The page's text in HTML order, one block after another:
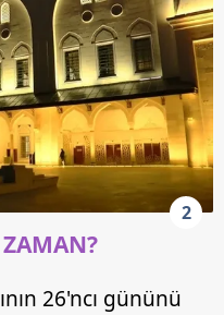
2
26'ncı gününü